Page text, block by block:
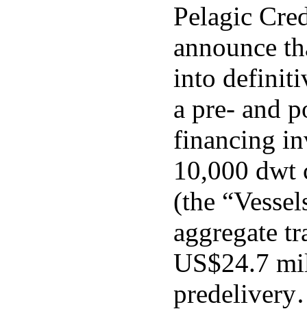
Pelagic
announce
into
a pre- and
financing
10,000 dwt
(the
aggregate
US$24.7